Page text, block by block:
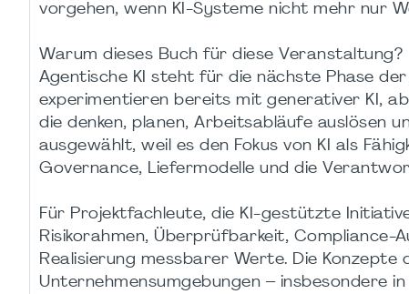
vorgehen, wenn KI-Systeme nicht mehr nur
Warum dieses Buch für diese Veranstaltung?
Agentische KI steht für die nächste Phase
experimentieren bereits mit generativer KI,
die denken, planen, Arbeitsabläufe auslösen
ausgewählt, weil es den Fokus von KI als
Governance, Liefermodelle und die
Für Projektfachleute, die KI-gestützte
Risikorahmen, Überprüfbarkeit, Compliance-
Realisierung messbarer Werte. Die
Unternehmensumgebungen – insbesondere